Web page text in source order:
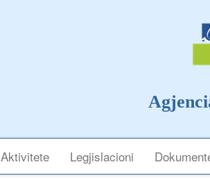
Aktivitete Legjislacioni